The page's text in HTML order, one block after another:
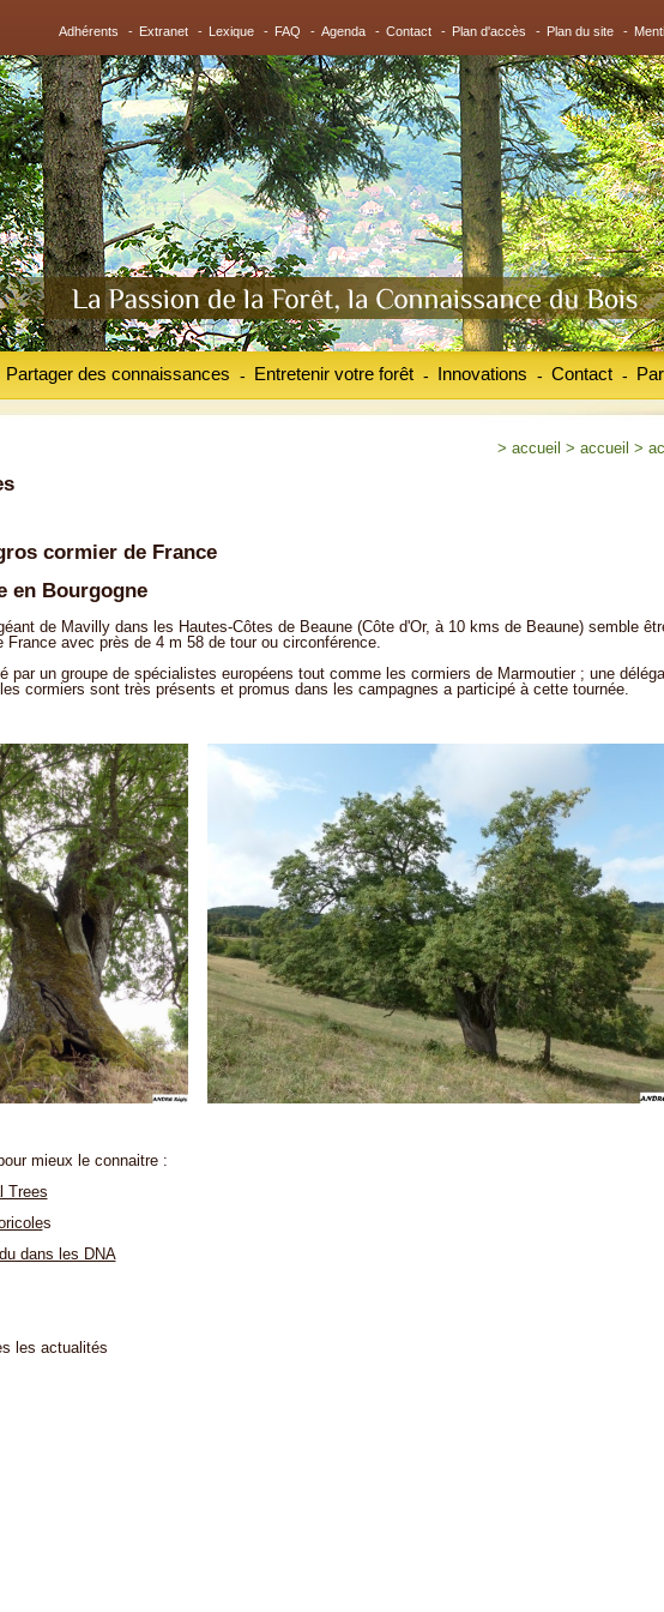
Adhérents - Extranet - Lexique - FAQ - Agenda - Contact - Plan d'accès - Plan du site -
Partager des connaissances Entretenir votre forêt
- Innovations
- Contact
- -
> accueil > accueil >
cormier de France
en Bourgogne
de Mavilly dans les Hautes-Côtes de Beaune (Côte d'Or, à 10 kms de Beaune) semble
France avec près de 4 m 58 de tour ou circonférence.
par un groupe de spécialistes européens tout comme les cormiers de Marmoutier ; une
cormiers sont très présents et promus dans les campagnes a participé à cette tournée.
mieux le connaitre :
Trees
s
dans les DNA
les actualités